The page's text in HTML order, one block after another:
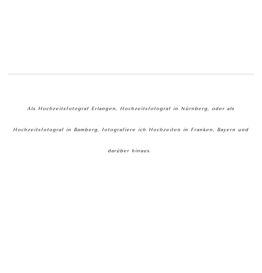
Als Hochzeitsfotograf Erlangen, Hochzeitsfotograf in Nürnberg, oder als
Hochzeitsfotograf in Bamberg, fotografiere ich Hochzeiten in Franken, Bayern und
darüber hinaus.